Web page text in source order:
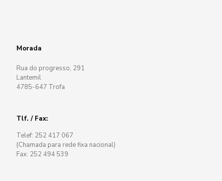
Morada
Rua do progresso, 291
Lantemil
4785-647 Trofa
Tlf. / Fax:
Telef: 252 417 067
(Chamada para rede fixa nacional)
Fax: 252 494 539